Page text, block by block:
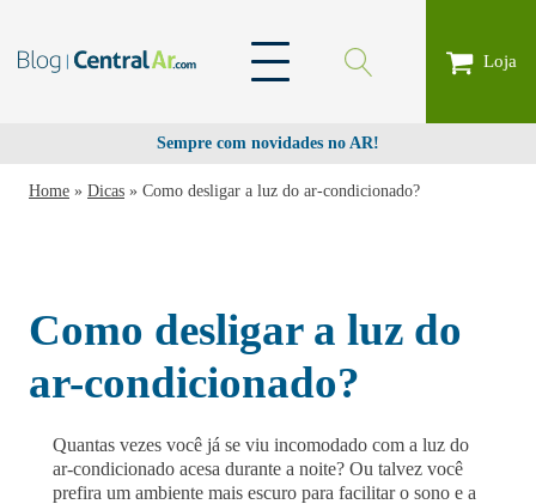
Loja
Sempre com novidades no AR!
Home » Dicas » Como desligar a luz do ar-condicionado?
Como desligar a luz do
ar-condicionado?
Quantas vezes você já se viu incomodado com a luz do
ar-condicionado acesa durante a noite? Ou talvez você
prefira um ambiente mais escuro para facilitar o sono e a